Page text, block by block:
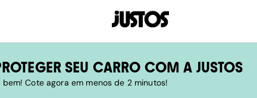
SEU CARRO COM A JUSTOS
Cote agora em menos de 2 minutos!